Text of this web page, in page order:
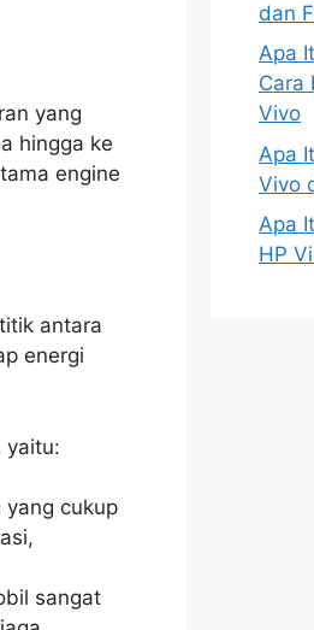
yang
hingga ke
engine
antara
energi
yaitu:
yang cukup
sangat
dan
Apa
Cara
Vivo
Apa
Vivo
Apa
HP